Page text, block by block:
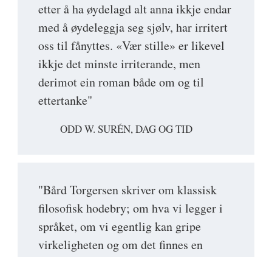
etter å ha øydelagd alt anna ikkje endar
med å øydeleggja seg sjølv, har irritert
oss til fånyttes. «Vær stille» er likevel
ikkje det minste irriterande, men
derimot ein roman både om og til
ettertanke"
ODD W. SURÉN, DAG OG TID
"Bård Torgersen skriver om klassisk
filosofisk hodebry; om hva vi legger i
språket, om vi egentlig kan gripe
virkeligheten og om det finnes en